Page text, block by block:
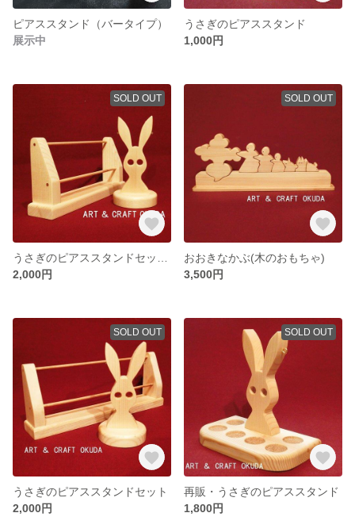
ピアススタンド（バータイプ）
展示中
うさぎのピアススタンド
1,000円
SOLD OUT
2,000円
SOLD OUT
おおきなかぶ(木のおもちゃ)
3,500円
SOLD OUT
うさぎのピアススタンドセット
2,000円
SOLD OUT
再販・うさぎのピアススタンド
1,800円